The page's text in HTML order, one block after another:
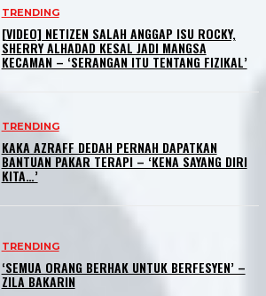
TRENDING
[VIDEO] NETIZEN SALAH ANGGAP ISU ROCKY,
SHERRY ALHADAD KESAL JADI MANGSA
KECAMAN – ‘SERANGAN ITU TENTANG FIZIKAL’
TRENDING
KAKA AZRAFF DEDAH PERNAH DAPATKAN
BANTUAN PAKAR TERAPI – ‘KENA SAYANG DIRI
KITA…’
TRENDING
‘SEMUA ORANG BERHAK UNTUK BERFESYEN’ –
ZILA BAKARIN